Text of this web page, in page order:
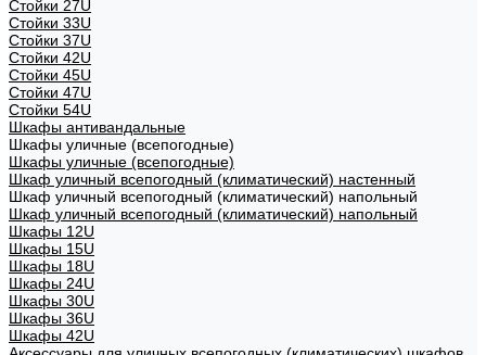
Стойки 27U
Стойки 33U
Стойки 37U
Стойки 42U
Стойки 45U
Стойки 47U
Стойки 54U
Шкафы антивандальные
Шкафы уличные (всепогодные)
Шкафы уличные (всепогодные)
Шкаф уличный всепогодный (климатический) настенный
Шкаф уличный всепогодный (климатический) напольный
Шкаф уличный всепогодный (климатический) напольный
Шкафы 12U
Шкафы 15U
Шкафы 18U
Шкафы 24U
Шкафы 30U
Шкафы 36U
Шкафы 42U